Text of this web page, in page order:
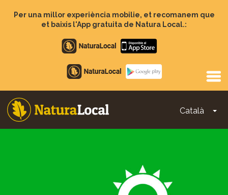
Per una millor experiència mobilie, et recomanem que
et baixis l'App gratuita de Natura Local.:
Apple
store
Google
Play
Català
Main